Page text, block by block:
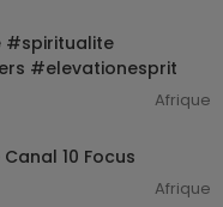
#spiritualite
#elevationesprit
Afrique
10 Focus
Afrique